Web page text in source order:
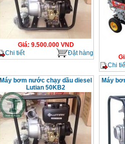
Giá: 9.500.000VND
Chi tiết
Đặt hàng
Chi
Máy bơm nước chạy dầu diesel
Lutian 50KB2
Máy